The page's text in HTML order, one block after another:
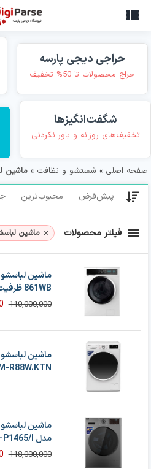
حراجی دیجی پارسه
حراج محصولات تا 50% تخفیف
شگفت‌انگیزها
تخفیف‌های روزانه و باور نکردنی
صفحه اصلی » شستشو و نظافت » ماشین
پیش‌فرض محبوب‌ترین
فیلتر محصولات ماشین
861WB ظرفیت 8 کیلوگرم
110,000,000
قیمت
بود.
قیمت
است.
R88W.KTN
مدل BL-P1465/I
118,000,000
قیمت
قیمت